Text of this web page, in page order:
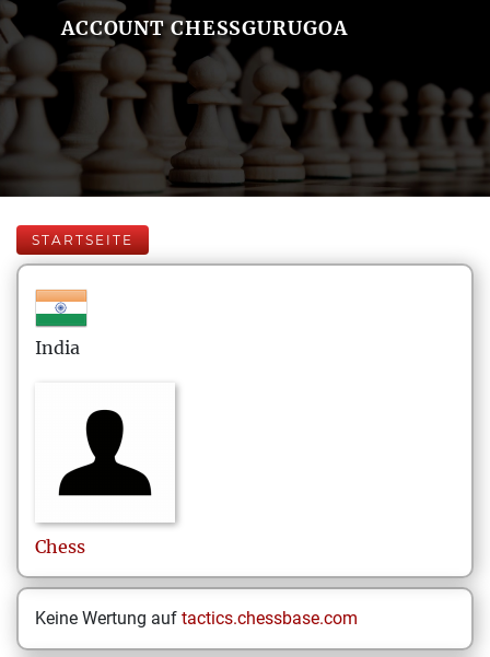
ACCOUNT CHESSGURUGOA
STARTSEITE
India
Chess
Keine Wertung auf tactics.chessbase.com